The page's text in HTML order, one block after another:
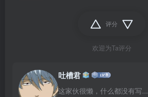
评分
欢迎为Ta评分
吐槽君
这家伙很懒，什么都没有写...